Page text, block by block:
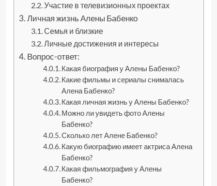
Участие в телевизионных проектах
Личная жизнь Алены Бабенко
Семья и близкие
Личные достижения и интересы
Вопрос-ответ:
Какая биография у Алены Бабенко?
Какие фильмы и сериалы снималась
Алена Бабенко?
Какая личная жизнь у Алены Бабенко?
Можно ли увидеть фото Алены
Бабенко?
Сколько лет Алене Бабенко?
Какую биографию имеет актриса Алена
Бабенко?
Какая фильмография у Алены
Бабенко?